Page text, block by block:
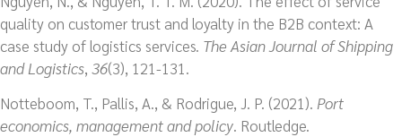
quality on customer trust and loyalty in the B2B context: A
case study of logistics services. The Asian Journal of Shipping
and Logistics, 36(3), 121-131.
Notteboom, T., Pallis, A., & Rodrigue, J. P. (2021). Port
economics, management and policy. Routledge.